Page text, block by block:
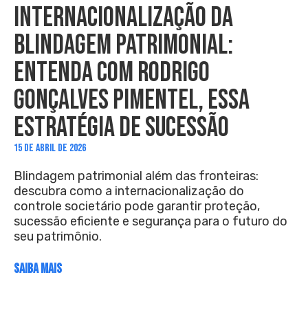
INTERNACIONALIZAÇÃO DA
BLINDAGEM PATRIMONIAL:
ENTENDA COM RODRIGO
GONÇALVES PIMENTEL, ESSA
ESTRATÉGIA DE SUCESSÃO
15 DE ABRIL DE 2026
Blindagem patrimonial além das fronteiras:
descubra como a internacionalização do
controle societário pode garantir proteção,
sucessão eficiente e segurança para o futuro do
seu patrimônio.
SAIBA MAIS